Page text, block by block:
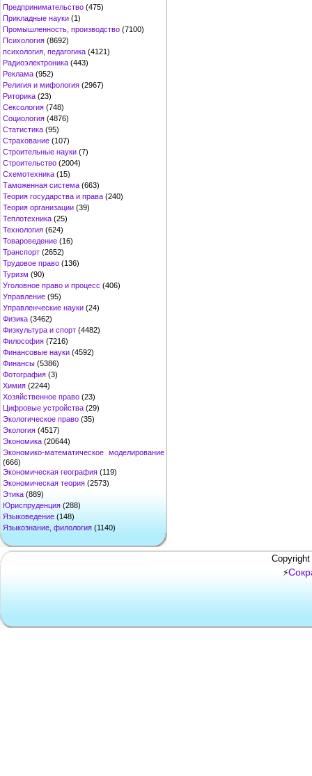
Предпринимательство (475)
Прикладные науки (1)
Промышленность, производство (7100)
Психология (8692)
психология, педагогика (4121)
Радиоэлектроника (443)
Реклама (952)
Религия и мифология (2967)
Риторика (23)
Сексология (748)
Социология (4876)
Статистика (95)
Страхование (107)
Строительные науки (7)
Строительство (2004)
Схемотехника (15)
Таможенная система (663)
Теория государства и права (240)
Теория организации (39)
Теплотехника (25)
Технология (624)
Товароведение (16)
Транспорт (2652)
Трудовое право (136)
Туризм (90)
Уголовное право и процесс (406)
Управление (95)
Управленческие науки (24)
Физика (3462)
Физкультура и спорт (4482)
Философия (7216)
Финансовые науки (4592)
Финансы (5386)
Фотография (3)
Химия (2244)
Хозяйственное право (23)
Цифровые устройства (29)
Экологическое право (35)
Экология (4517)
Экономика (20644)
Экономико-математическое моделирование
(666)
Экономическая география (119)
Экономическая теория (2573)
Этика (889)
Юриспруденция (288)
Языковедение (148)
Языкознание, филология (1140)
⚡